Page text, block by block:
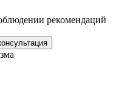
рекомендаций